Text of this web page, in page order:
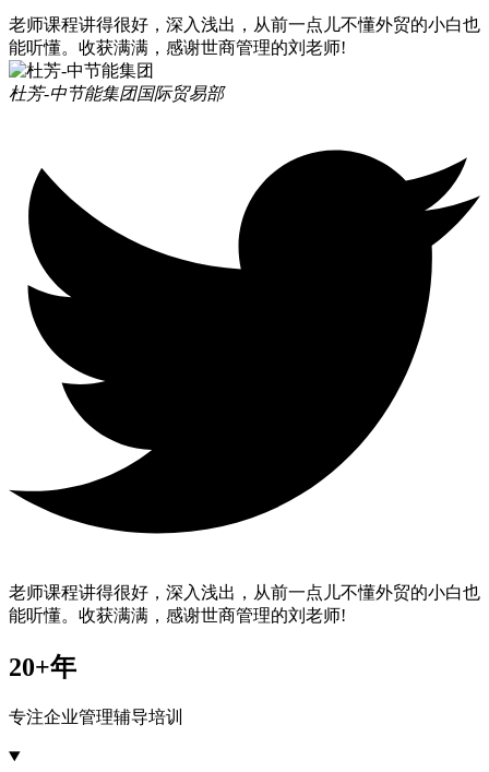
老师课程讲得很好，深入浅出，从前一点儿不懂外贸的小白也
能听懂。收获满满，感谢世商管理的刘老师!
杜芳-中节能集团国际贸易部
老师课程讲得很好，深入浅出，从前一点儿不懂外贸的小白也
能听懂。收获满满，感谢世商管理的刘老师!
20+年
专注企业管理辅导培训